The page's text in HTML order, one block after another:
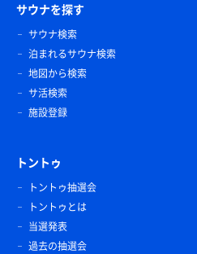
サウナを探す
サウナ検索
泊まれるサウナ検索
地図から検索
サ活検索
施設登録
トントゥ
トントゥ抽選会
トントゥとは
当選発表
過去の抽選会